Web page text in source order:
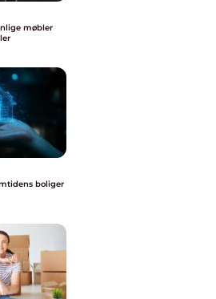
møbler
boliger